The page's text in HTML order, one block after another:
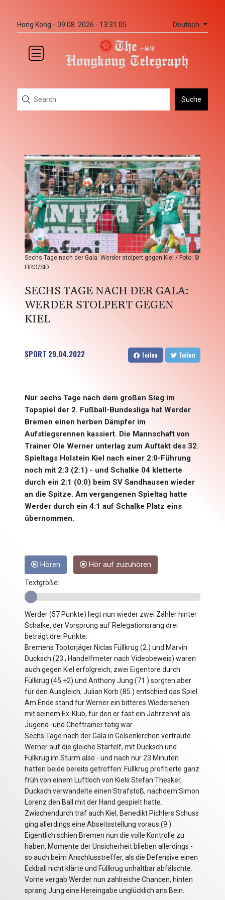
Hong Kong - 09.08. 2026 - 13:31:05 Deutsch
Suche
Sechs Tage nach der Gala: Werder stolpert gegen Kiel / Foto: ©
FIRO/SID
SECHS TAGE NACH DER GALA:
WERDER STOLPERT GEGEN
KIEL
SPORT 29.04.2022 Teilen Teilen
Nur sechs Tage nach dem großen Sieg im
Topspiel der 2. Fußball-Bundesliga hat Werder
Bremen einen herben Dämpfer im
Aufstiegsrennen kassiert. Die Mannschaft von
Trainer Ole Werner unterlag zum Auftakt des 32.
Spieltags Holstein Kiel nach einer 2:0-Führung
noch mit 2:3 (2:1) - und Schalke 04 kletterte
durch ein 2:1 (0:0) beim SV Sandhausen wieder
an die Spitze. Am vergangenen Spieltag hatte
Werder durch ein 4:1 auf Schalke Platz eins
übernommen.
Hören Hör auf zuzuhören
Textgröße:
Werder (57 Punkte) liegt nun wieder zwei Zähler hinter
Schalke, der Vorsprung auf Relegationsrang drei
beträgt drei Punkte.
Bremens Toptorjäger Niclas Füllkrug (2.) und Marvin
Ducksch (23., Handelfmeter nach Videobeweis) waren
auch gegen Kiel erfolgreich, zwei Eigentore durch
Füllkrug (45.+2) und Anthony Jung (71.) sorgten aber
für den Ausgleich, Julian Korb (85.) entschied das Spiel.
Am Ende stand für Werner ein bitteres Wiedersehen
mit seinem Ex-Klub, für den er fast ein Jahrzehnt als
Jugend- und Cheftrainer tätig war.
Sechs Tage nach der Gala in Gelsenkirchen vertraute
Werner auf die gleiche Startelf, mit Ducksch und
Füllkrug im Sturm also - und nach nur 23 Minuten
hatten beide bereits getroffen: Füllkrug profitierte ganz
früh von einem Luftloch von Kiels Stefan Thesker,
Ducksch verwandelte einen Strafstoß, nachdem Simon
Lorenz den Ball mit der Hand gespielt hatte.
Zwischendurch traf auch Kiel, Benedikt Pichlers Schuss
ging allerdings eine Abseitsstellung voraus (9.).
Eigentlich schien Bremen nun die volle Kontrolle zu
haben, Momente der Unsicherheit blieben allerdings -
so auch beim Anschlusstreffer, als die Defensive einen
Eckball nicht klärte und Füllkrug unhaltbar abfälschte.
Vorne vergab Werder nun zahlreiche Chancen, hinten
sprang Jung eine Hereingabe unglücklich ans Bein.